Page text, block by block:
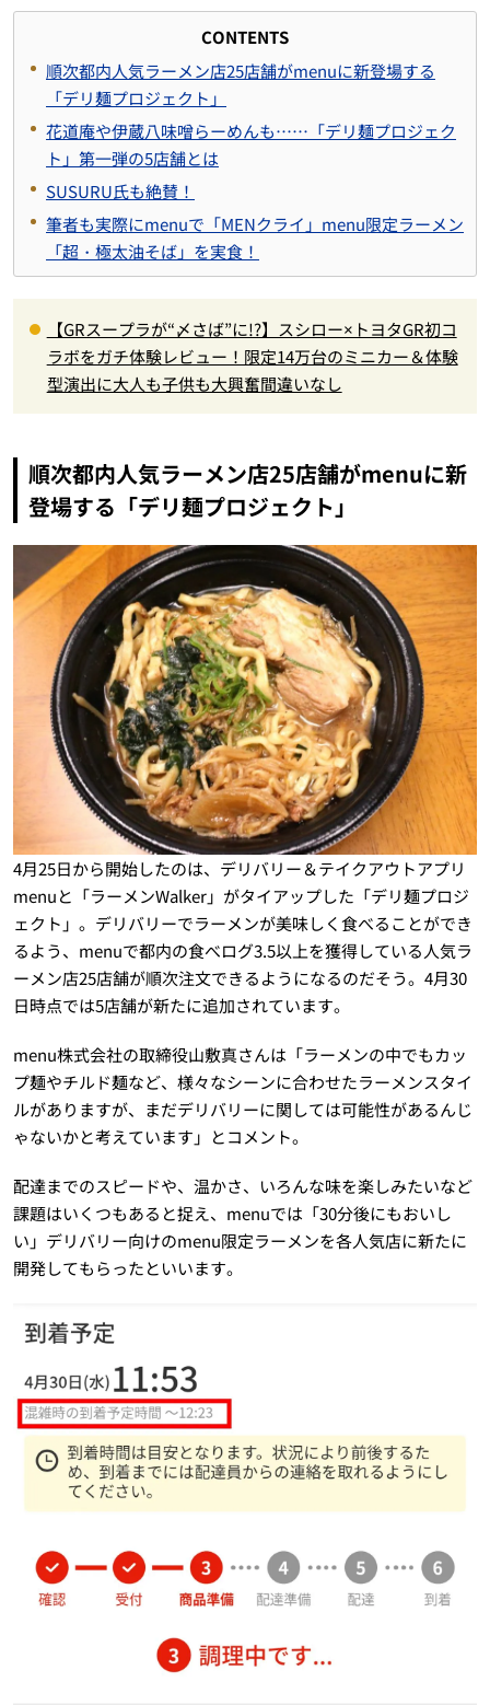
CONTENTS
順次都内人気ラーメン店25店舗がmenuに新登場する
「デリ麺プロジェクト」
花道庵や伊蔵八味噌らーめんも……「デリ麺プロジェク
ト」第一弾の5店舗とは
SUSURU氏も絶賛！
筆者も実際にmenuで「MENクライ」menu限定ラーメン
「超・極太油そば」を実食！
【GRスープラが“〆さば”に!?】スシロー×トヨタGR初コ
ラボをガチ体験レビュー！限定14万台のミニカー＆体験
型演出に大人も子供も大興奮間違いなし
順次都内人気ラーメン店25店舗がmenuに新
登場する「デリ麺プロジェクト」
4月25日から開始したのは、デリバリー＆テイクアウトアプリ
menuと「ラーメンWalker」がタイアップした「デリ麺プロジ
ェクト」。デリバリーでラーメンが美味しく食べることができ
るよう、menuで都内の食べログ3.5以上を獲得している人気ラ
ーメン店25店舗が順次注文できるようになるのだそう。4月30
日時点では5店舗が新たに追加されています。
menu株式会社の取締役山敷真さんは「ラーメンの中でもカッ
プ麺やチルド麺など、様々なシーンに合わせたラーメンスタイ
ルがありますが、まだデリバリーに関しては可能性があるんじ
ゃないかと考えています」とコメント。
配達までのスピードや、温かさ、いろんな味を楽しみたいなど
課題はいくつもあると捉え、menuでは「30分後にもおいし
い」デリバリー向けのmenu限定ラーメンを各人気店に新たに
開発してもらったといいます。